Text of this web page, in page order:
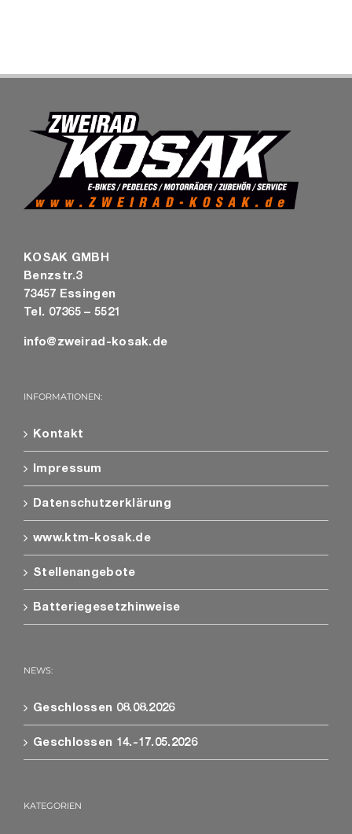
KOSAK GMBH
Benzstr.3
73457 Essingen
Tel. 07365 – 5521
info@zweirad-kosak.de
INFORMATIONEN:
Kontakt
Impressum
Datenschutzerklärung
www.ktm-kosak.de
Stellenangebote
Batteriegesetzhinweise
NEWS:
Geschlossen 08.08.2026
Geschlossen 14.-17.05.2026
KATEGORIEN